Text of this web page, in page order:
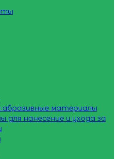
абразивные материалы
для нанесение и ухода за